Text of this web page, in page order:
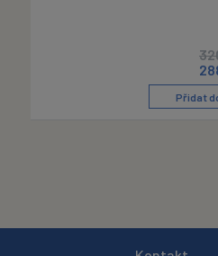
Přidat